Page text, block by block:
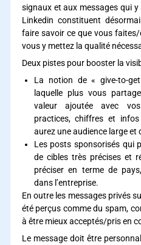
signaux et aux messages qui
Linkedin constituent
faire savoir ce que vous
vous y mettez la qualité
Deux pistes pour booster la
La notion de « give-to-
laquelle plus vous
valeur ajoutée avec
practices, chiffres et
aurez une audience large
Les posts sponsorisés qui
de cibles très précises et
préciser en terme de
dans l’entreprise.
En outre les messages privés
été perçus comme du spam,
à être mieux acceptés/pris en
Le message doit être